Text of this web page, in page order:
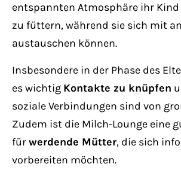
Get in touch
Cybersteel Inc.
San Francisco, CA 94102
Have any questions?
Drop us a line
entspannten Atmosphäre ihr
zu füttern, während sie sich mit
austauschen können.
Insbesondere in der Phase des
es wichtig Kontakte zu knüpfen
soziale Verbindungen sind von
Zudem ist die Milch-Lounge eine
fürwerdende Mütter, die sich
vorbereiten möchten.